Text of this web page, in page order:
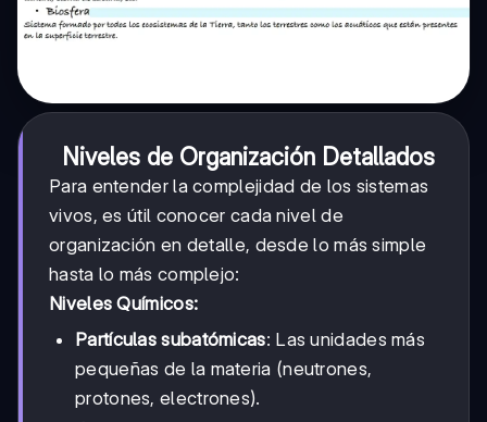
Niveles de Organización Detallados
Para entender la complejidad de los sistemas
vivos, es útil conocer cada nivel de
organización en detalle, desde lo más simple
hasta lo más complejo:
Niveles Químicos:
Partículas subatómicas: Las unidades más
pequeñas de la materia (neutrones,
protones, electrones).